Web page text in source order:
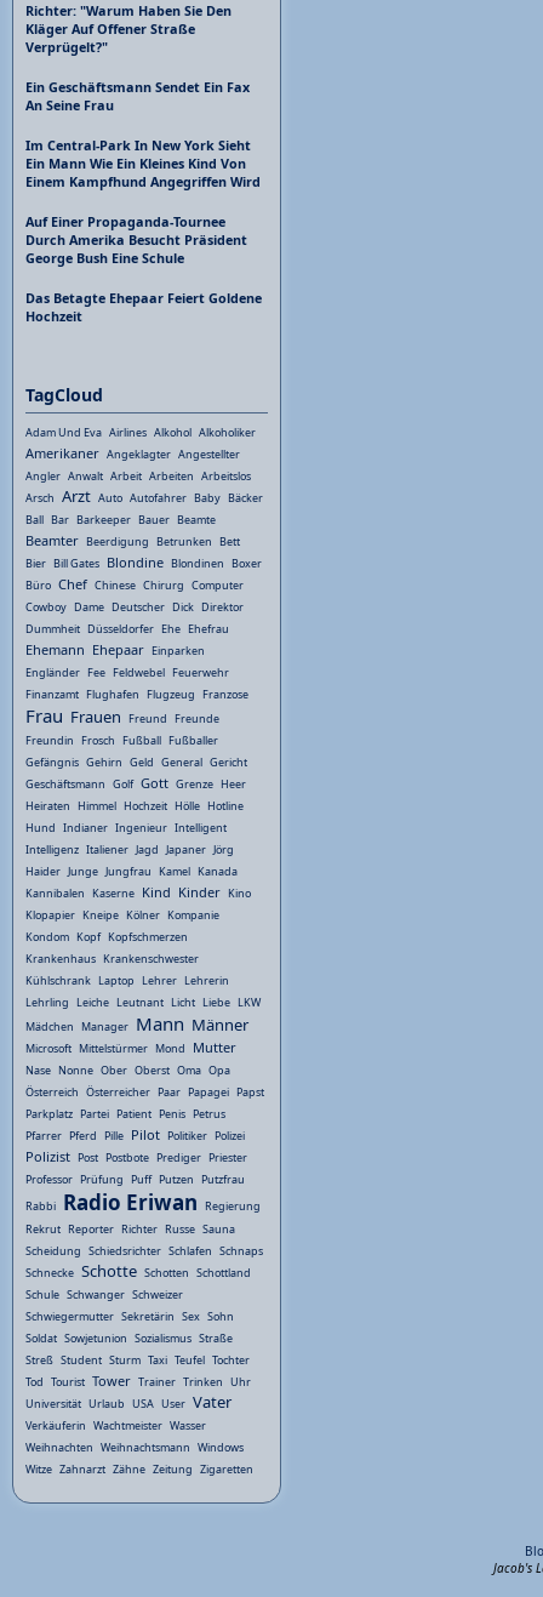
Richter: "Warum Haben Sie Den
Kläger Auf Offener Straße
Verprügelt?"
Ein Geschäftsmann Sendet Ein Fax
An Seine Frau
Im Central-Park In New York Sieht
Ein Mann Wie Ein Kleines Kind Von
Einem Kampfhund Angegriffen Wird
Auf Einer Propaganda-Tournee
Durch Amerika Besucht Präsident
George Bush Eine Schule
Das Betagte Ehepaar Feiert Goldene
Hochzeit
TagCloud
Adam Und Eva Airlines Alkohol Alkoholiker
Amerikaner Angeklagter Angestellter
Angler Anwalt Arbeit Arbeiten Arbeitslos
Arsch Arzt Auto Autofahrer Baby Bäcker
Ball Bar Barkeeper Bauer Beamte
Beamter Beerdigung Betrunken Bett
Bier Bill Gates Blondine Blondinen Boxer
Büro Chef Chinese Chirurg Computer
Cowboy Dame Deutscher Dick Direktor
Dummheit Düsseldorfer Ehe Ehefrau
Ehemann Ehepaar Einparken
Engländer Fee Feldwebel Feuerwehr
Finanzamt Flughafen Flugzeug Franzose
Frau Frauen Freund Freunde
Freundin Frosch Fußball Fußballer
Gefängnis Gehirn Geld General Gericht
Geschäftsmann Golf Gott Grenze Heer
Heiraten Himmel Hochzeit Hölle Hotline
Hund Indianer Ingenieur Intelligent
Intelligenz Italiener Jagd Japaner Jörg
Haider Junge Jungfrau Kamel Kanada
Kannibalen Kaserne Kind Kinder Kino
Klopapier Kneipe Kölner Kompanie
Kondom Kopf Kopfschmerzen
Krankenhaus Krankenschwester
Kühlschrank Laptop Lehrer Lehrerin
Lehrling Leiche Leutnant Licht Liebe LKW
Mädchen Manager Mann Männer
Microsoft Mittelstürmer Mond Mutter
Nase Nonne Ober Oberst Oma Opa
Österreich Österreicher Paar Papagei Papst
Parkplatz Partei Patient Penis Petrus
Pfarrer Pferd Pille Pilot Politiker Polizei
Polizist Post Postbote Prediger Priester
Professor Prüfung Puff Putzen Putzfrau
Rabbi Radio Eriwan Regierung
Rekrut Reporter Richter Russe Sauna
Scheidung Schiedsrichter Schlafen Schnaps
Schnecke Schotte Schotten Schottland
Schule Schwanger Schweizer
Schwiegermutter Sekretärin Sex Sohn
Soldat Sowjetunion Sozialismus Straße
Streß Student Sturm Taxi Teufel Tochter
Tod Tourist Tower Trainer Trinken Uhr
Universität Urlaub USA User Vater
Verkäuferin Wachtmeister Wasser
Weihnachten Weihnachtsmann Windows
Witze Zahnarzt Zähne Zeitung Zigaretten
Jacob's